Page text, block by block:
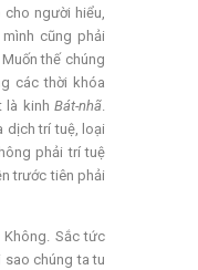
cho người hiểu,
cũng phải
thế chúng
các thời khóa
là kinh Bát-nhã.
dịch trí tuệ, loại
phải trí tuệ
trước tiên phải
Sắc tức
chúng ta tu